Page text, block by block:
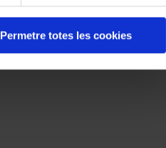
Permetre totes les cookies